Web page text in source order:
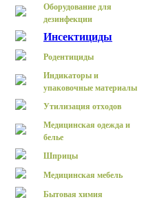
Оборудование для
дезинфекции
Инсектициды
Родентициды
Индикаторы и
упаковочные материалы
Утилизация отходов
Медицинская одежда и
белье
Шприцы
Медицинская мебель
Бытовая химия